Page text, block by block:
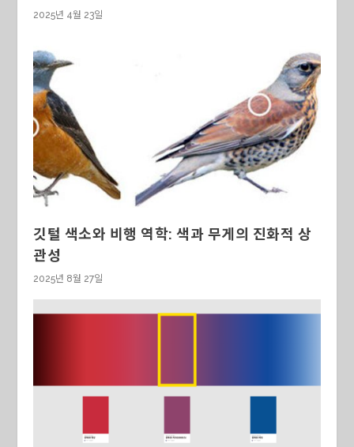
2025년 4월 23일
깃털 색소와 비행 역학: 색과 무게의 진화적 상
관성
2025년 8월 27일